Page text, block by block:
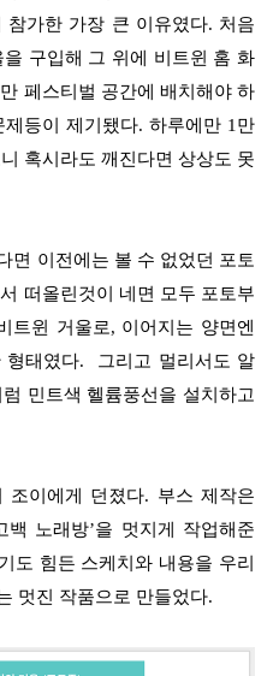
참가한 가장 큰 이유였다. 처음
구입해 그 위에 비트윈 홈 화
페스티벌 공간에 배치해야 하
등이 제기됐다. 하루에만 1만
혹시라도 깨진다면 상상도 못
면 이전에는 볼 수 없었던 포토
떠올린것이 네면 모두 포토부
트윈 거울로, 이어지는 양면엔
형태였다. 그리고 멀리서도 알
민트색 헬륨풍선을 설치하고
조이에게 던졌다. 부스 제작은
백 노래방’을 멋지게 작업해준
도 힘든 스케치와 내용을 우리
멋진 작품으로 만들었다.